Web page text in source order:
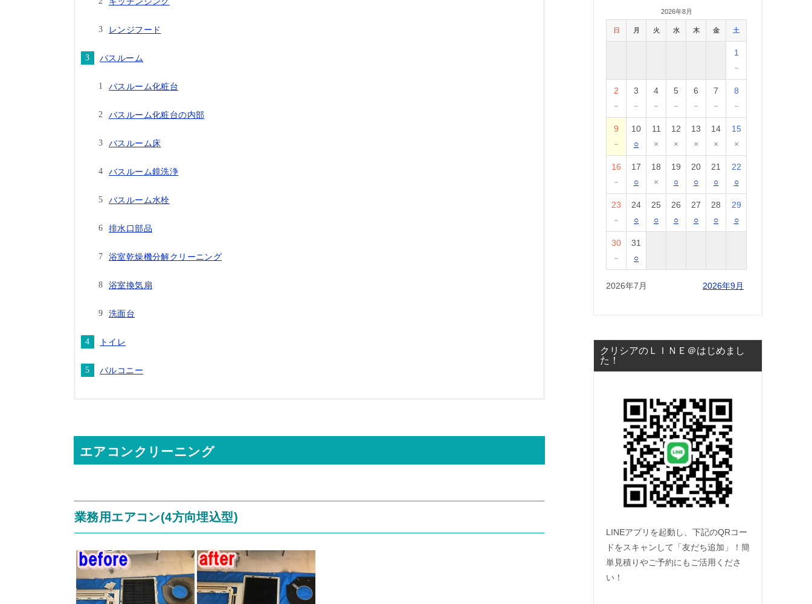
レンジフード
バスルーム
バスルーム化粧台
バスルーム化粧台の内部
バスルーム床
バスルーム鏡洗浄
バスルーム水栓
排水口部品
浴室乾燥機分解クリーニング
浴室換気扇
洗面台
トイレ
バルコニー
エアコンクリーニング
業務用エアコン(4方向埋込型)
2026年8月
日 月 火 水 木 金 土
1
－
2
－
3
－
4
－
5
－
6
－
7
－
8
－
9
－
10
○
11
×
12
×
13
×
14
×
15
×
16
－
17
○
18
×
19
○
20
○
21
○
22
○
23
－
24
○
25
○
26
○
27
○
28
○
29
○
30
－
31
○
2026年7月 2026年9月
クリシアのＬＩＮＥ＠はじめまし
た！
LINEアプリを起動し、下記のQRコー
ドをスキャンして「友だち追加」！簡
単見積りやご予約にもご活用くださ
い！